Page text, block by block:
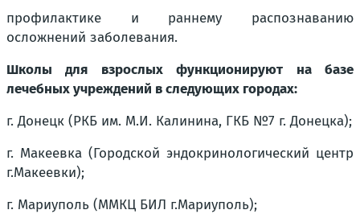
профилактике и раннему распознаванию
осложнений заболевания.
Школы для взрослых функционируют на базе
лечебных учреждений в следующих городах:
г. Донецк (РКБ им. М.И. Калинина, ГКБ №7 г. Донецка);
г. Макеевка (Городской эндокринологический центр
г.Макеевки);
г. Мариуполь (ММКЦ БИЛ г.Мариуполь);